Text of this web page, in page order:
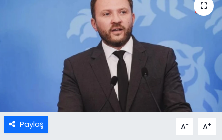
Paylaş A- A+